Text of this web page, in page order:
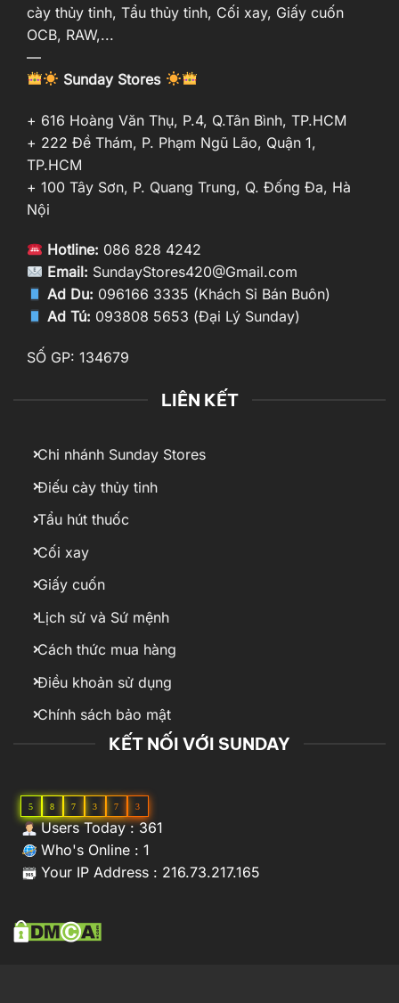
cày thủy tinh, Tẩu thủy tinh, Cối xay, Giấy cuốn
OCB, RAW,...
—
Sunday Stores
+ 616 Hoàng Văn Thụ, P.4, Q.Tân Bình, TP.HCM
+ 222 Đề Thám, P. Phạm Ngũ Lão, Quận 1,
TP.HCM
+ 100 Tây Sơn, P. Quang Trung, Q. Đống Đa, Hà
Nội
Hotline: 086 828 4242
Email: SundayStores420@Gmail.com
Ad Du: 096166 3335 (Khách Sỉ Bán Buôn)
Ad Tú: 093808 5653 (Đại Lý Sunday)
SỐ GP: 134679
LIÊN KẾT
Chi nhánh Sunday Stores
Điếu cày thủy tinh
Tẩu hút thuốc
Cối xay
Giấy cuốn
Lịch sử và Sứ mệnh
Cách thức mua hàng
Điều khoản sử dụng
Chính sách bảo mật
KẾT NỐI VỚI SUNDAY
5 8 7 3 7 3
Users Today : 361
Who's Online : 1
Your IP Address : 216.73.217.165